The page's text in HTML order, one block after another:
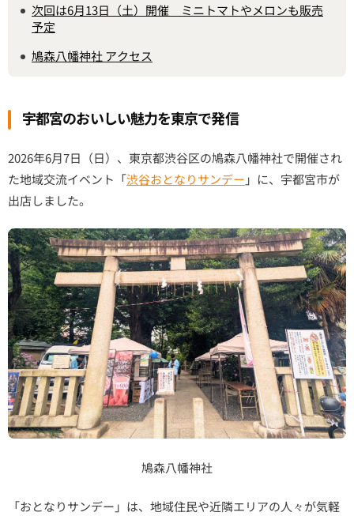
次回は6月13日（土）開催 ミニトマトやメロンも販売
予定
鳩森八幡神社 アクセス
宇都宮のおいしい魅力を東京で発信
2026年6月7日（日）、東京都渋谷区の鳩森八幡神社で開催され
た地域交流イベント「渋谷おとなりサンデー 」に、宇都宮市が
出店しました。
鳩森八幡神社
「おとなりサンデー」は、地域住民や近隣エリアの人々が気軽